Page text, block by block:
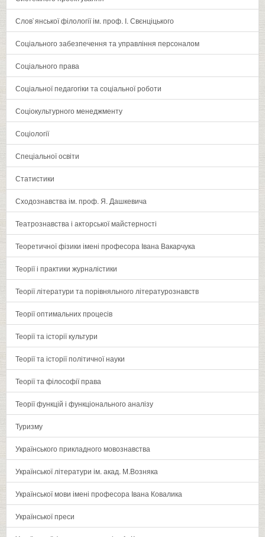
Слов`янської філології ім. проф. І. Свєнціцького
Соціального забезпечення та управління персоналом
Соціального права
Соціальної педагогіки та соціальної роботи
Соціокультурного менеджменту
Соціології
Спеціальної освіти
Статистики
Сходознавства ім. проф. Я. Дашкевича
Театрознавства і акторської майстерності
Теоретичної фізики імені професора Івана Вакарчука
Теорії і практики журналістики
Теорії літератури та порівняльного літературознавств
Теорії оптимальних процесів
Теорії та історії культури
Теорії та історії політичної науки
Теорії та філософії права
Теорії функцій і функціонального аналізу
Туризму
Українського прикладного мовознавства
Української літератури ім. акад. М.Возняка
Української мови імені професора Івана Ковалика
Української преси